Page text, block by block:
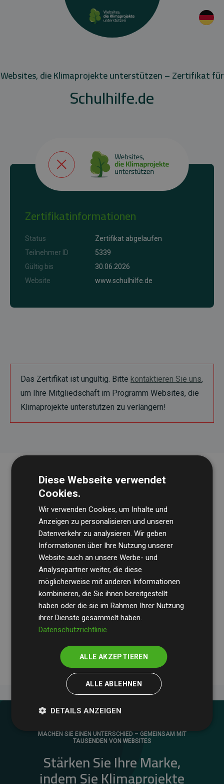
Websites, die Klimaprojekte unterstützen – Zertifikat für
Schulhilfe.de
Zertifikatinformationen
Status
Zertifikat abgelaufen
Teilnehmer ID
5339
Gültig bis
30.06.2026
Website
www.schulhilfe.de
Das Zertifikat ist ungültig. Bitte kontaktieren Sie uns,
um Ihre Mitgliedschaft im Programm Websites, die
Klimaprojekte unterstützen zu verlängern!
Die Wirtschaftsprüfungsgesellschaft BDOüberprüft
regelmäßig unsere Berechnungen und Methodik, um
Transparenz und Verlässlichkeit sicherzustellen.
Ihre Prüfungen belegen, dass unsere Investitionen in
Klimaschutzprojekte im Durchschnitt200 % der
geschätzten CO₂-Emissionender teilnehmenden
Websites kompensieren – ein klarer Nachweis für die
messbare Klimawirkung unseres Ansatzes.
MACHEN SIE EINEN UNTERSCHIED – GEMEINSAM MIT
TAUSENDEN VON WEBSITES
Stärken Sie Ihre Marke,
indem Sie Klimaprojekte
Diese Webseite verwendet
Cookies.
Wir verwenden Cookies, um Inhalte und
Anzeigen zu personalisieren und unseren
Datenverkehr zu analysieren. Wir geben
Informationen über Ihre Nutzung unserer
Website auch an unsere Werbe- und
Analysepartner weiter, die diese
möglicherweise mit anderen Informationen
kombinieren, die Sie ihnen bereitgestellt
haben oder die sie im Rahmen Ihrer Nutzung
ihrer Dienste gesammelt haben.
Datenschutzrichtlinie
ALLE AKZEPTIEREN
ALLE ABLEHNEN
DETAILS ANZEIGEN